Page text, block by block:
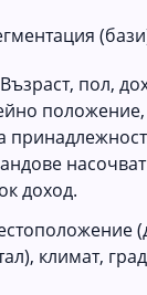
Възраст, пол,
доход.
климат,